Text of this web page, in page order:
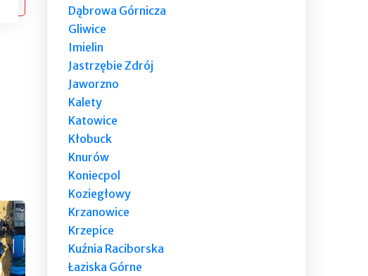
Dąbrowa Górnicza
Gliwice
Imielin
Jastrzębie Zdrój
Jaworzno
Kalety
Katowice
Kłobuck
Knurów
Koniecpol
Koziegłowy
Krzanowice
Krzepice
Kuźnia Raciborska
Łaziska Górne